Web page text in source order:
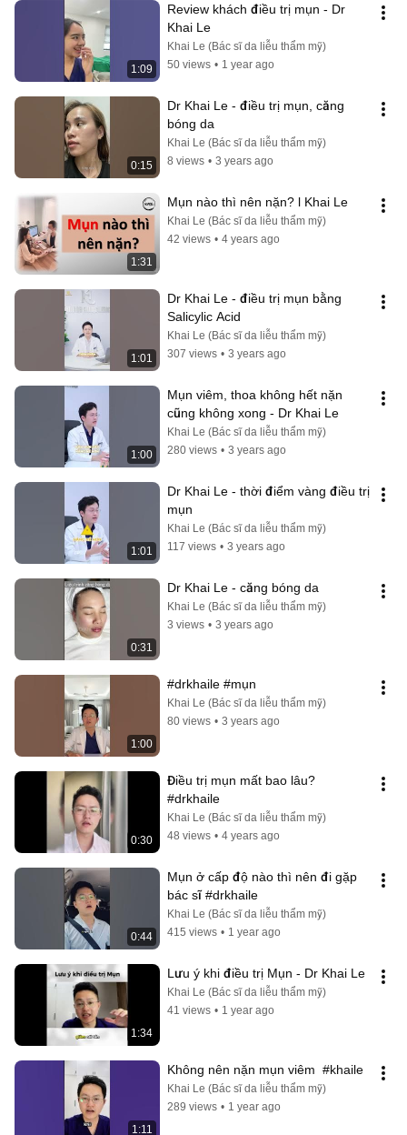
1:09
Review khách điều trị mụn - Dr
Khai Le
Khai Le (Bác sĩ da liễu thẩm mỹ)
50 views • 1 year ago
0:15
Dr Khai Le - điều trị mụn, căng
bóng da
Khai Le (Bác sĩ da liễu thẩm mỹ)
8 views • 3 years ago
1:31
Mụn nào thì nên nặn? l Khai Le
Khai Le (Bác sĩ da liễu thẩm mỹ)
42 views • 4 years ago
1:01
Dr Khai Le - điều trị mụn bằng
Salicylic Acid
Khai Le (Bác sĩ da liễu thẩm mỹ)
307 views • 3 years ago
1:00
Mụn viêm, thoa không hết nặn
cũng không xong - Dr Khai Le
Khai Le (Bác sĩ da liễu thẩm mỹ)
280 views • 3 years ago
1:01
Dr Khai Le - thời điểm vàng điều trị
mụn
Khai Le (Bác sĩ da liễu thẩm mỹ)
117 views • 3 years ago
0:31
Dr Khai Le - căng bóng da
Khai Le (Bác sĩ da liễu thẩm mỹ)
3 views • 3 years ago
1:00
#drkhaile #mụn
Khai Le (Bác sĩ da liễu thẩm mỹ)
80 views • 3 years ago
0:30
Điều trị mụn mất bao lâu?
#drkhaile
Khai Le (Bác sĩ da liễu thẩm mỹ)
48 views • 4 years ago
0:44
Mụn ở cấp độ nào thì nên đi gặp
bác sĩ #drkhaile
Khai Le (Bác sĩ da liễu thẩm mỹ)
415 views • 1 year ago
1:34
Lưu ý khi điều trị Mụn - Dr Khai Le
Khai Le (Bác sĩ da liễu thẩm mỹ)
41 views • 1 year ago
1:11
Không nên nặn mụn viêm  #khaile
Khai Le (Bác sĩ da liễu thẩm mỹ)
289 views • 1 year ago